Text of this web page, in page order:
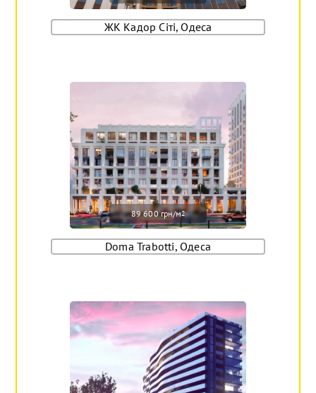
ЖК Кадор Сіті, Одеса
89 600 грн/м2
Doma Trabotti, Одеса